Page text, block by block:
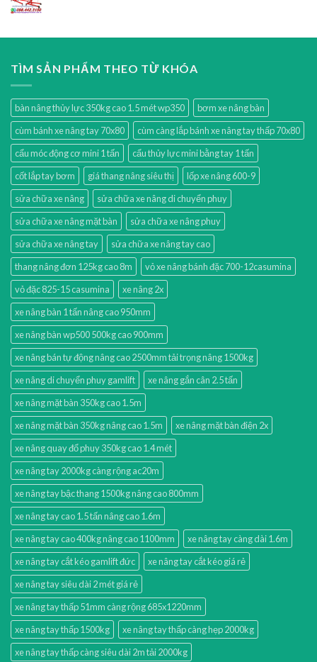
TÌM SẢN PHẨM THEO TỪ KHÓA
bàn nâng thủy lực 350kg cao 1.5 mét wp350
bơm xe nâng bàn
cùm bánh xe nâng tay 70x80
cùm càng lắp bánh xe nâng tay thấp 70x80
cẩu móc động cơ mini 1 tấn
cẩu thủy lực mini bằng tay 1 tấn
cốt lắp tay bơm
giá thang nâng siêu thị
lốp xe nâng 600-9
sửa chữa xe nâng
sửa chữa xe nâng di chuyển phuy
sửa chữa xe nâng mặt bàn
sửa chữa xe nâng phuy
sửa chữa xe nâng tay
sửa chữa xe nâng tay cao
thang nâng đơn 125kg cao 8m
vỏ xe nâng bánh đặc 700-12casumina
vỏ đặc 825-15 casumina
xe nâng 2x
xe nâng bàn 1 tấn nâng cao 950mm
xe nâng bàn wp500 500kg cao 900mm
xe nâng bán tự động nâng cao 2500mm tải trọng nâng 1500kg
xe nâng di chuyển phuy gamlift
xe nâng gắn cân 2.5 tấn
xe nâng mặt bàn 350kg cao 1.5m
xe nâng mặt bàn 350kg nâng cao 1.5m
xe nâng mặt bàn điện 2x
xe nâng quay đổ phuy 350kg cao 1.4 mét
xe nâng tay 2000kg càng rộng ac20m
xe nâng tay bậc thang 1500kg nâng cao 800mm
xe nâng tay cao 1.5 tấn nâng cao 1.6m
xe nâng tay cao 400kg nâng cao 1100mm
xe nâng tay càng dài 1.6m
xe nâng tay cắt kéo gamlift đức
xe nâng tay cắt kéo giá rẻ
xe nâng tay siêu dài 2 mét giá rẻ
xe nâng tay thấp 51mm càng rộng 685x1220mm
xe nâng tay thấp 1500kg
xe nâng tay thấp càng hẹp 2000kg
xe nâng tay thấp càng siêu dài 2m tải 2000kg